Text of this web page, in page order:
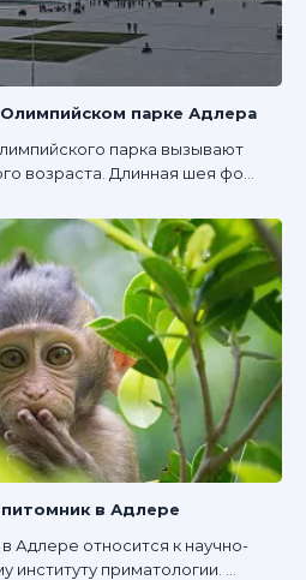
парке Адлера
парка вызывают
возраста. Длинная шея фо...
в Адлере
Адлере относится к научно-
институту приматологии. ...